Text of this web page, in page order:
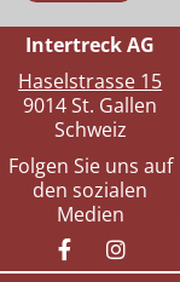
Intertreck AG
Haselstrasse 15
9014 St. Gallen
Schweiz
Folgen Sie uns auf
den sozialen
Medien